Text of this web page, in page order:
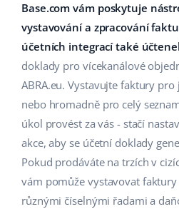
Base.com vám poskytuje
vystavování a zpracování
účetních integrací také
doklady pro vícekanálové
ABRA.eu. Vystavujte faktury
nebo hromadně pro celý
úkol provést za vás - stačí
akce, aby se účetní doklady
Pokud prodáváte na trzích v
vám pomůže vystavovat
různými číselnými řadami a